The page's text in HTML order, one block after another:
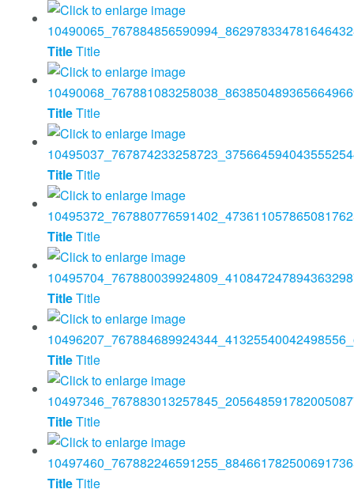
TitleTitle
TitleTitle
TitleTitle
TitleTitle
TitleTitle
TitleTitle
TitleTitle
TitleTitle